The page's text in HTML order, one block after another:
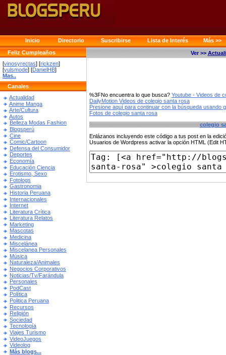
Inicio Directorio Suscribirse Lista de Interés
Más >>
Feliz Cumpleaños
[vinosyrectas] [rickzen]
[yulsmode] [DanielHB]
Mas..
Canales
Actualidad
Anime Manga
Arte/Cultura
Autos
Belleza Modas Fashion
Blogsperú
Cine
Comic/Cartoon
Defensa del Consumidor
Deportes
Economía
Educación Ciencia
Erotismo, Sexo
Fotologs
Gastronomia
Historia Peruana
Internacionales
Internet
Literatura Crítica
Literatura Relatos
Marketing
Mascotas
Medicina
Miscelánea
Miscelanea Personales
Música
Naturaleza/Animales
Negocios Corporativos
Noticias/Tv/Farándula
Personales
PodCast
Política
Politica Peruana
Recursos
Religión
Sociedad
Tecnología
Viajes Turismo
VideoJuegos
Videolog
Más blogs...
Ver >>
%3FNo encuentra lo que busca? Youtube - Videos de
DailyMotion Videos de colegio santa rosa
Presione aquí para continuar con la búsqueda usando
Fotos de colegio santa rosa
colegio
Enlázanos incluyendo este código a tus post en la
Usuarios de Wordpress activar la opción HTML (Edit